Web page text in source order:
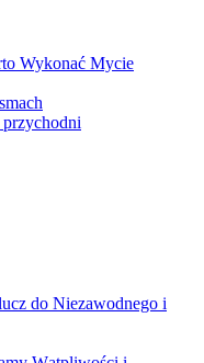
Wykonać Mycie
do Niezawodnego i